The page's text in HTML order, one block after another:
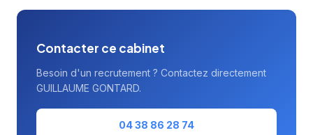
Contacter ce cabinet
Besoin d'un recrutement ? Contactez directement
GUILLAUME GONTARD.
04 38 86 28 74